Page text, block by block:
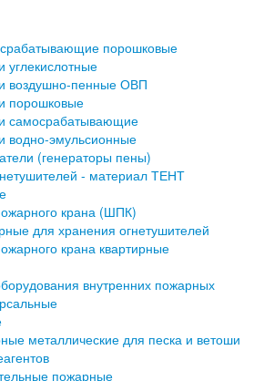
порошковые
углекислотные
воздушно-пенные ОВП
порошковые
самосрабатывающие
водно-эмульсионные
(генераторы пены)
- материал ТЕНТ
крана (ШПК)
для хранения огнетушителей
крана квартирные
внутренних пожарных
металлические для песка и ветоши
пожарные